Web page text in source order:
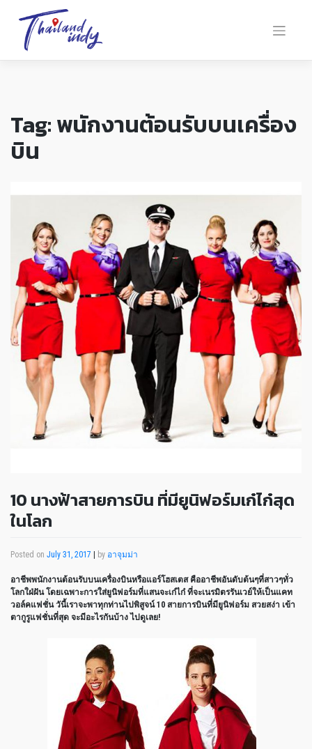
Tag:พนักงานต้อนรับบนเครื่อง
บิน
10 นางฟ้าสายการบิน ที่มียูนิฟอร์มเก๋ไก๋สุด
ในโลก
Posted on July 31, 2017 | by อาจุมม่า
อาชีพพนักงานต้อนรับบนเครื่องบินหรือแอร์โฮสเตส คืออาชีพอันดับต้นๆที่สาวๆทั่ว
โลกใฝ่ฝัน โดยเฉพาะการใส่ยูนิฟอร์มที่แสนจะเก๋ไก๋ ที่จะเนรมิตรรันเวย์ให้เป็นแคท
วอล์คแฟชั่น วันี้เราจะพาทุกท่านไปพิสูจน์ 10 สายการบินที่มียูนิฟอร์ม สวยสง่า เข้า
ตากูรูแฟชั่นที่สุด จะมีอะไรกันบ้าง ไปดูเลย!